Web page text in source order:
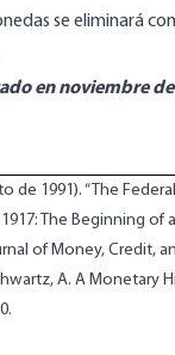
se eliminará
en noviembre
de 1991). “The
The Beginning of
of Money, Credit,
A. A Monetary